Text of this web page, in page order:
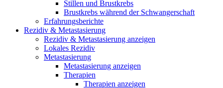
Stillen und Brustkrebs
Brustkrebs während der Schwangerschaft
Erfahrungsberichte
Rezidiv & Metastasierung
Rezidiv & Metastasierung anzeigen
Lokales Rezidiv
Metastasierung
Metastasierung anzeigen
Therapien
Therapien anzeigen